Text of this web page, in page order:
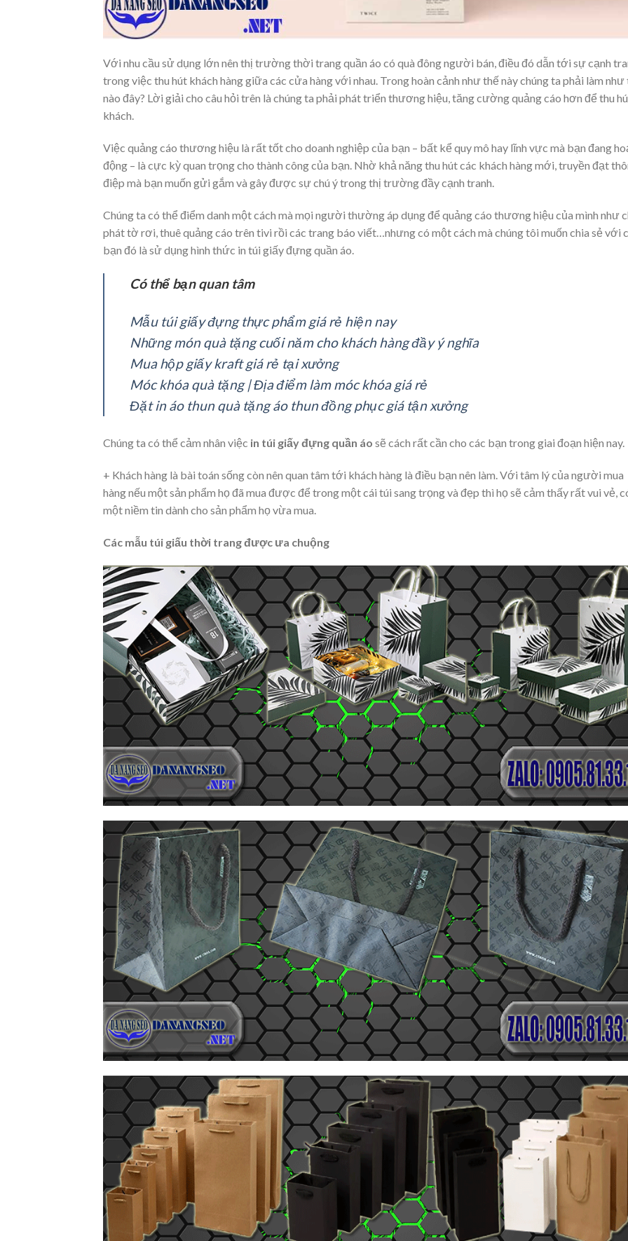
Với nhu cầu sử dụng lớn nên thị trường thời trang quần áo có quà đông người bán, điều đó dẫn tới sự cạnh
trong việc thu hút khách hàng giữa các cửa hàng với nhau. Trong hoàn cảnh như thế này chúng ta phải làm như
nào đây? Lời giải cho câu hỏi trên là chúng ta phải phát triển thương hiệu, tăng cường quảng cáo hơn để thu
khách.
Việc quảng cáo thương hiệu là rất tốt cho doanh nghiệp của bạn – bất kể quy mô hay lĩnh vực mà bạn đang
động – là cực kỳ quan trọng cho thành công của bạn. Nhờ khả năng thu hút các khách hàng mới, truyền đạt
điệp mà bạn muốn gửi gắm và gây được sự chú ý trong thị trường đầy cạnh tranh.
Chúng ta có thể điểm danh một cách mà mọi người thường áp dụng để quảng cáo thương hiệu của mình như
phát tờ rơi, thuê quảng cáo trên tivi rồi các trang báo viết…nhưng có một cách mà chúng tôi muốn chia sẻ với
bạn đó là sử dụng hình thức in túi giấy đựng quần áo.
Có thể bạn quan tâm
Mẫu túi giấy đựng thực phẩm giá rẻ hiện nay
Những món quà tặng cuối năm cho khách hàng đầy ý nghĩa
Mua hộp giấy kraft giá rẻ tại xưởng
Móc khóa quà tặng | Địa điểm làm móc khóa giá rẻ
Đặt in áo thun quà tặng áo thun đồng phục giá tận xưởng
Chúng ta có thể cảm nhân việc in túi giấy đựng quần áo sẽ cách rất cần cho các bạn trong giai đoạn hiện nay.
+ Khách hàng là bài toán sống còn nên quan tâm tới khách hàng là điều bạn nên làm. Với tâm lý của người mua
hàng nếu một sản phẩm họ đã mua được để trong một cái túi sang trọng và đẹp thì họ sẽ cảm thấy rất vui vẻ,
một niềm tin dành cho sản phẩm họ vừa mua.
Các mẫu túi giấu thời trang được ưa chuộng